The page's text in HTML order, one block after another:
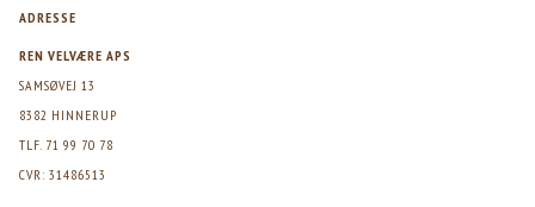
ADRESSE
REN VELVÆRE APS
SAMSØVEJ 13
8382 HINNERUP
TLF. 71 99 70 78
CVR: 31486513